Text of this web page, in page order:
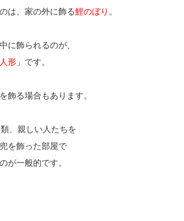
は、家の外に飾る鯉のぼり 。
に飾られるのが、
形 」です。
飾る場合もあります。
、親しい人たちを
を飾った部屋で
が一般的です。